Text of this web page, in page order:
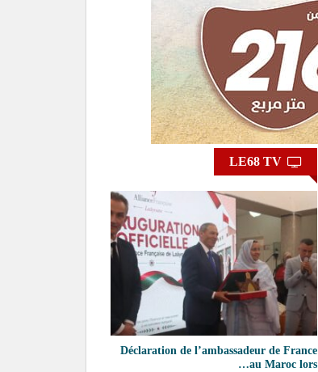
Déclaration de l’ambassadeur de France
au Maroc lors…